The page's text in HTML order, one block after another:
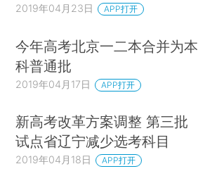
2019年04月23日 APP打开
今年高考北京一二本合并为本
科普通批
2019年04月17日 APP打开
新高考改革方案调整 第三批
试点省辽宁减少选考科目
2019年04月18日 APP打开